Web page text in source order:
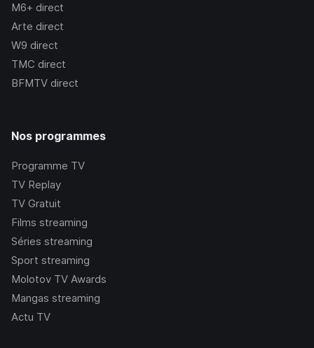
M6+ direct
Arte direct
W9 direct
TMC direct
BFMTV direct
Nos programmes
Programme TV
TV Replay
TV Gratuit
Films streaming
Séries streaming
Sport streaming
Molotov TV Awards
Mangas streaming
Actu TV